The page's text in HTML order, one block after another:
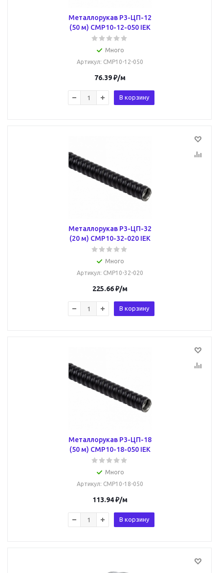
Металлорукав Р3-ЦП-12
(50 м) CMP10-12-050 IEK
Много
Артикул: CMP10-12-050
76.39₽/м
В корзину
Металлорукав Р3-ЦП-32
(20 м) CMP10-32-020 IEK
Много
Артикул: CMP10-32-020
225.66₽/м
В корзину
Металлорукав Р3-ЦП-18
(50 м) CMP10-18-050 IEK
Много
Артикул: CMP10-18-050
113.94₽/м
В корзину